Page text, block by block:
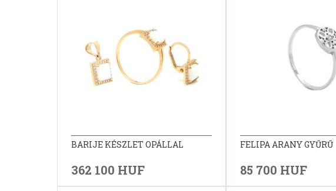
BARIJE KÉSZLET OPÁLLAL
362 100 HUF
FELIPA ARANY GYŰRŰ
85 700 HUF